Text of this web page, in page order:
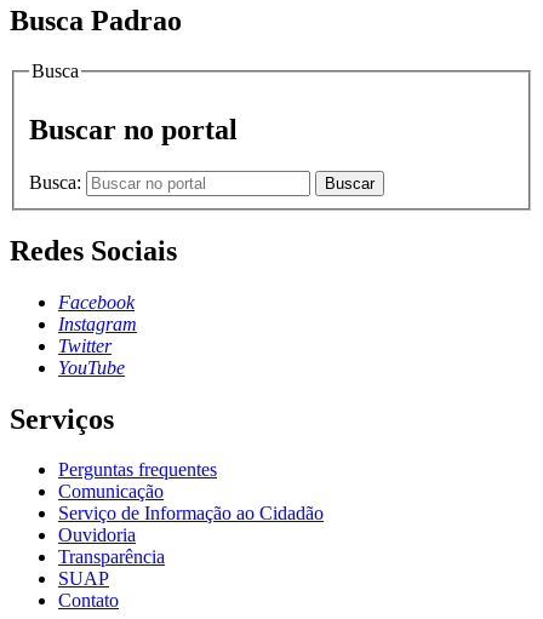
Busca Padrao
Busca
Buscar no portal
Busca: Buscar
Redes Sociais
Facebook
Instagram
Twitter
YouTube
Serviços
Perguntas frequentes
Comunicação
Serviço de Informação ao Cidadão
Ouvidoria
Transparência
SUAP
Contato